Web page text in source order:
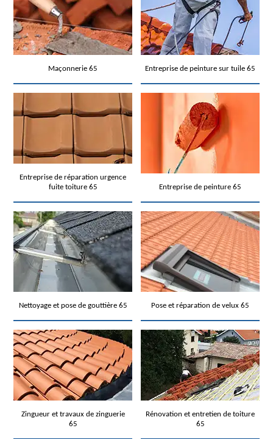
Maçonnerie 65 Entreprise de peinture sur tuile 65
Entreprise de réparation urgence
fuite toiture 65
Entreprise de peinture 65
Nettoyage et pose de gouttière 65 Pose et réparation de velux 65
Zingueur et travaux de zinguerie
65
Rénovation et entretien de toiture
65